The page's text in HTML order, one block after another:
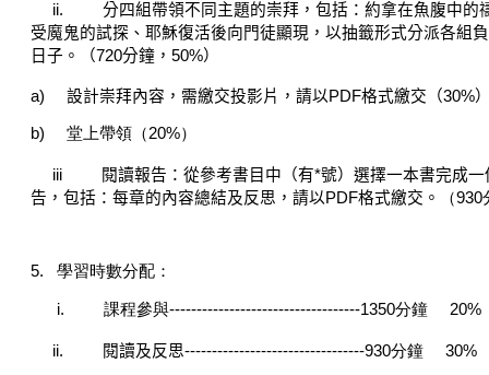
ii. 分四組帶領不同主題的崇拜，包括：約拿在魚腹中的
受魔鬼的試探、耶穌復活後向門徒顯現，以抽籤形式分派各組
日子。（720分鐘， 50%）
a) 設計崇拜內容，需繳交投影片，請以PDF格式繳交（30%
b) 堂上帶領（20%）
iii 閱讀報告：從參考書目中（有*號）選擇一本書完成一
告，包括：每章的內容總結及反思，請以PDF格式繳交。 （
5. 學習時數分配：
i. 課程參與-----------------------------------1350分鐘 20%
ii. 閱讀及反思---------------------------------930分鐘 30%